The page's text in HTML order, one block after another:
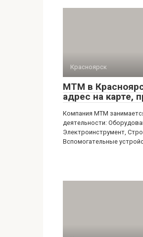
Красноярск
МТМ в
адрес на карте,
Компания МТМ
деятельности:
Электроинструмент,
Вспомогательные